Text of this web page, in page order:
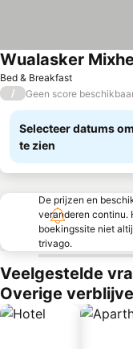
Bed & Breakfast
Wualasker
/ Geen score
Selecteer datums
te zien
De prijzen en
veranderen continu.
boekingssite niet
trivago.
Veelgestelde
Overige